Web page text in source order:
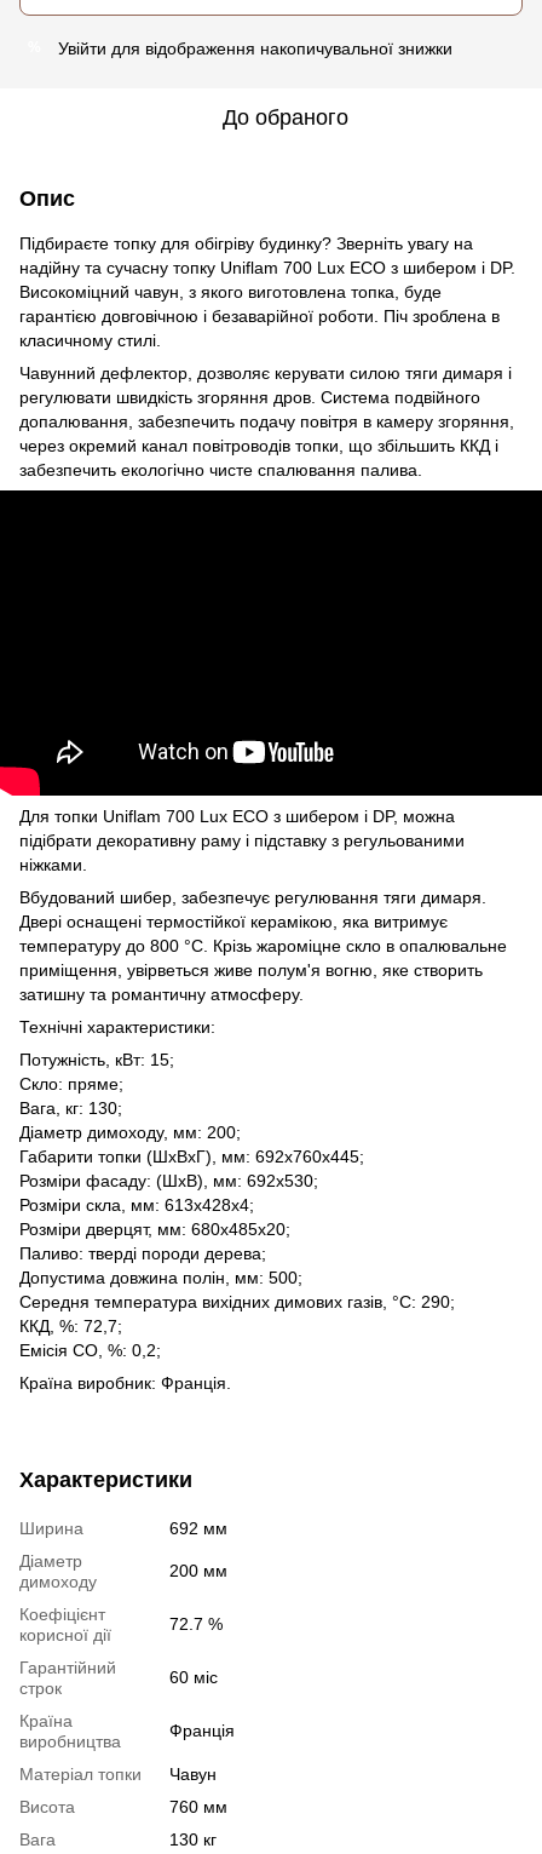
Увійти для відображення накопичувальної знижки
До обраного
Опис
Підбираєте топку для обігріву будинку? Зверніть увагу на
надійну та сучасну топку Uniflam 700 Lux ЕСО з шибером і DP.
Високоміцний чавун, з якого виготовлена топка, буде
гарантією довговічною і безаварійної роботи. Піч зроблена в
класичному стилі.
Чавунний дефлектор, дозволяє керувати силою тяги димаря і
регулювати швидкість згоряння дров. Система подвійного
допалювання, забезпечить подачу повітря в камеру згоряння,
через окремий канал повітроводів топки, що збільшить ККД і
забезпечить екологічно чисте спалювання палива.
Для топки Uniflam 700 Lux ЕСО з шибером і DP, можна
підібрати декоративну раму і підставку з регульованими
ніжками.
Вбудований шибер, забезпечує регулювання тяги димаря.
Двері оснащені термостійкої керамікою, яка витримує
температуру до 800 °С. Крізь жароміцне скло в опалювальне
приміщення, увірветься живе полум'я вогню, яке створить
затишну та романтичну атмосферу.
Технічні характеристики:
Потужність, кВт: 15;
Скло: пряме;
Вага, кг: 130;
Діаметр димоходу, мм: 200;
Габарити топки (ШхВхГ), мм: 692х760х445;
Розміри фасаду: (ШхВ), мм: 692х530;
Розміри скла, мм: 613х428х4;
Розміри дверцят, мм: 680х485х20;
Паливо: тверді породи дерева;
Допустима довжина полін, мм: 500;
Середня температура вихідних димових газів, °С: 290;
ККД, %: 72,7;
Емісія СО, %: 0,2;
Країна виробник: Франція.
Характеристики
Ширина
692 мм
Діаметр
димоходу
200 мм
Коефіцієнт
корисної дії
72.7 %
Гарантійний
строк
60 міс
Країна
виробництва
Франція
Матеріал топки
Чавун
Висота
760 мм
Вага
130 кг